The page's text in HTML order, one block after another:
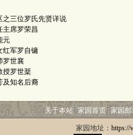
之三位罗氏先贤详说
主席罗荣昌
元
红军罗自镛
罗世襄
授罗世棻
及知名后裔
关于本站 家园首页 家园
家园地址： https://